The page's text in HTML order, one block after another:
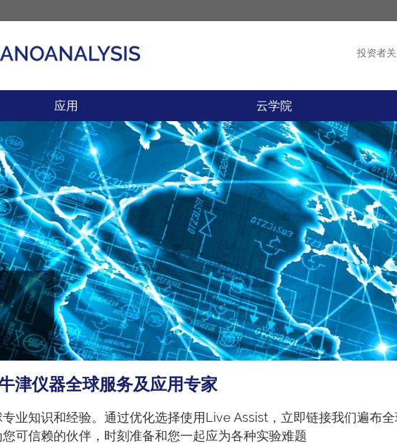
应用 投资者
应用 云学院
津仪器全球服务及应用专家
业知识和经验。通过优化选择使用Live Assist，立即链接我们遍布
可信赖的伙伴，时刻准备和您一起应为各种实验难题